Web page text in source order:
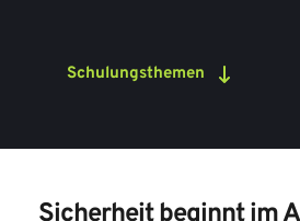
Schulungsthemen
Sicherheit beginnt im